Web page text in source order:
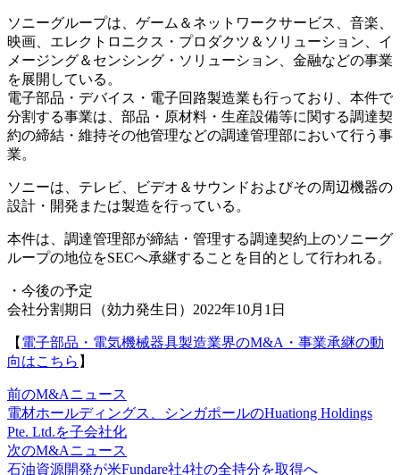
ソニーグループは、ゲーム＆ネットワークサービス、音楽、
映画、エレクトロニクス・プロダクツ＆ソリューション、イ
メージング＆センシング・ソリューション、金融などの事業
を展開している。
電子部品・デバイス・電子回路製造業も行っており、本件で
分割する事業は、部品・原材料・生産設備等に関する調達契
約の締結・維持その他管理などの調達管理部において行う事
業。
ソニーは、テレビ、ビデオ＆サウンドおよびその周辺機器の
設計・開発または製造を行っている。
本件は、調達管理部が締結・管理する調達契約上のソニーグ
ループの地位をSECへ承継することを目的として行われる。
・今後の予定
会社分割期日（効力発生日）2022年10月1日
【 電子部品・電気機械器具製造業界のM&A・事業承継の動
向はこちら 】
前のM&Aニュース
電材ホールディングス、シンガポールのHuationg Holdings
Pte. Ltd.を子会社化
次のM&Aニュース
石油資源開発が米Fundare社4社の全持分を取得へ